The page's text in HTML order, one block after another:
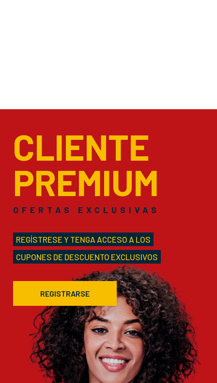
CLIENTE
PREMIUM
OFERTAS EXCLUSIVAS
REGÍSTRESE Y TENGA ACCESO A LOS
CUPONES DE DESCUENTO EXCLUSIVOS
REGISTRARSE